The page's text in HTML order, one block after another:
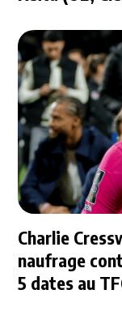
Charlie
naufrage
5 dates au